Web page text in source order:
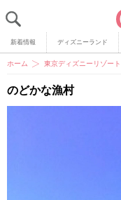
新着情報 ディズニーランド
ホーム 東京ディズニーリゾート
のどかな漁村